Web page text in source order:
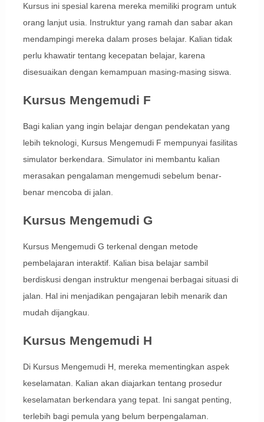
Kursus ini spesial karena mereka memiliki program untuk
orang lanjut usia. Instruktur yang ramah dan sabar akan
mendampingi mereka dalam proses belajar. Kalian tidak
perlu khawatir tentang kecepatan belajar, karena
disesuaikan dengan kemampuan masing-masing siswa.
Kursus Mengemudi F
Bagi kalian yang ingin belajar dengan pendekatan yang
lebih teknologi, Kursus Mengemudi F mempunyai fasilitas
simulator berkendara. Simulator ini membantu kalian
merasakan pengalaman mengemudi sebelum benar-
benar mencoba di jalan.
Kursus Mengemudi G
Kursus Mengemudi G terkenal dengan metode
pembelajaran interaktif. Kalian bisa belajar sambil
berdiskusi dengan instruktur mengenai berbagai situasi di
jalan. Hal ini menjadikan pengajaran lebih menarik dan
mudah dijangkau.
Kursus Mengemudi H
Di Kursus Mengemudi H, mereka mementingkan aspek
keselamatan. Kalian akan diajarkan tentang prosedur
keselamatan berkendara yang tepat. Ini sangat penting,
terlebih bagi pemula yang belum berpengalaman.